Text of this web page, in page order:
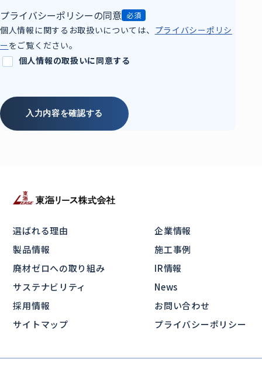
プライバシーポリシーの同意 必須
個人情報に関するお取扱いについては、 プライバシーポリシ
ーをご覧ください。
個人情報の取扱いに同意する
入力内容を確認する
選ばれる理由
企業情報
製品情報
施工事例
廃材ゼロへの取り組み
IR情報
サステナビリティ
News
採用情報
お問い合わせ
サイトマップ
プライバシーポリシー